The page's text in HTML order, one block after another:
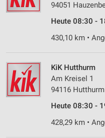
94051
Heute 08:30 -
430,10 km •
KiK Hutthurm
Am Kreisel 1
94116 Hutthurm
Heute 08:30 -
428,29 km •